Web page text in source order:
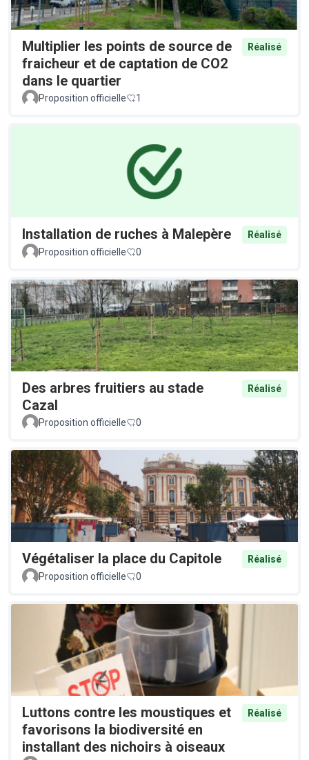
Multiplier les points de source de
fraicheur et de captation de CO2
dans le quartier
Réalisé
Proposition officielle 1
Installation de ruches à Malepère
Réalisé
Proposition officielle
0
Des arbres fruitiers au stade
Cazal
Réalisé
Proposition officielle 0
Végétaliser la place du Capitole
Réalisé
Proposition officielle
0
Luttons contre les moustiques et
favorisons la biodiversité en
installant des nichoirs à oiseaux
Réalisé